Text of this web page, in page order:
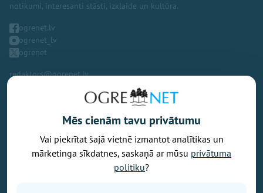
notikumi, interesanti stāsti, izklaide un kultūra.
ogrenet.lv
ogrenet_lv
ogrenet
redaktors@ogrenet.lv
Vēlaties izteikt savu viedokli par portālu? Pamanījāt kļūdu? Ir
problēma, ko vēlaties apspriest publiski? Vēlaties iesūtīt rakstu par
Jums aktuālu tēmu? Varbūt Jums vajadzīgs padoms? Rakstiet uz
Mēs cienām tavu privātumu
Vai piekrītat šajā vietnē izmantot analītikas un
mārketinga sīkdatnes, saskaņā ar mūsu privātuma
politiku?